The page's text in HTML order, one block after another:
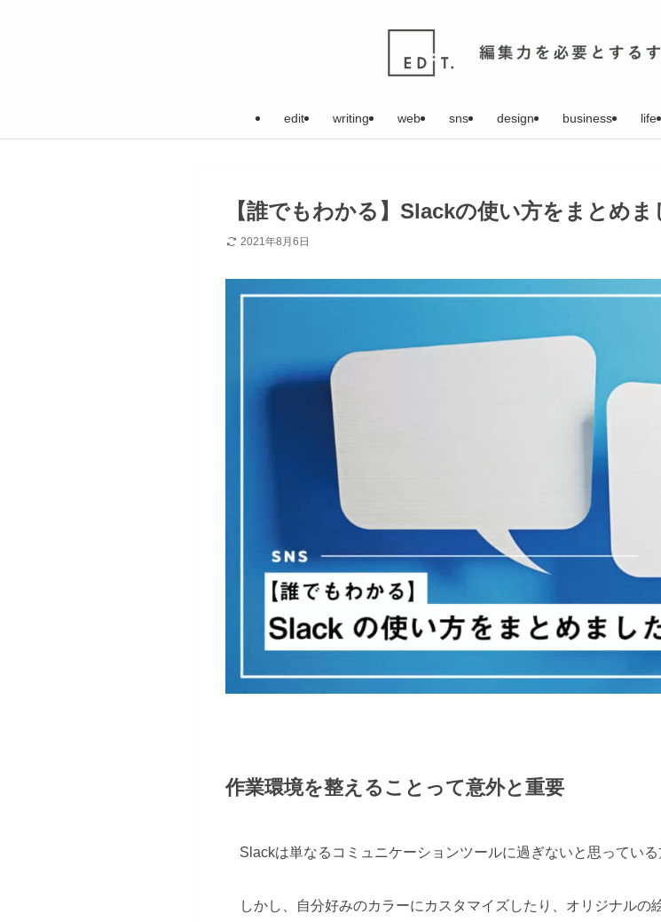
edit writing web sns design business life
【誰でもわかる】Slackの使い方をまとめま
2021年8月6日
作業環境を整えることって意外と重要
Slackは単なるコミュニケーションツールに過ぎないと思ってい
しかし、自分好みのカラーにカスタマイズしたり、オリジナル